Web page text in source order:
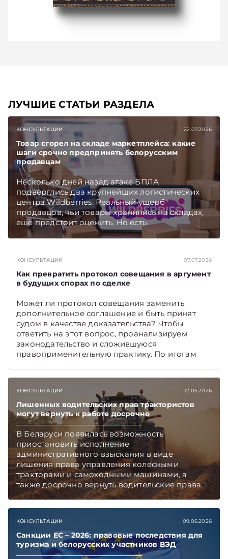
ЛУЧШИЕ СТАТЬИ РАЗДЕЛА
КОНСУЛЬТАЦИИ 22.07.2026
Товар сгорел на складе маркетплейса: какие
шаги срочно предпринять белорусским
продавцам
Несколько дней назад атаке БПЛА
подверглись два крупнейших логистических
центра Wildberries. Реальный ущерб
продавцов, чьи товары хранились на складах,
еще предстоит оценить. Но есть
первоочередные шаги, которые белорусские
компании «Экономические споры» Наталия
ТАБАЛА. Подписывайтесь на Telegram‑канал и
Viber. Главное об экономике Беларуси —
КОНСУЛЬТАЦИИ 07.07.2026
Как превратить протокол совещания в аргумент
в будущих спорах по сделке
Может ли протокол совещания заменить
дополнительное соглашение и быть принят
судом в качестве доказательства? Чтобы
ответить на этот вопрос, проанализируем
законодательство и сложившуюся
правоприменительную практику. По итогам
Главное об экономике Беларуси — раньше,
чем в новостях TelegramViber
КОНСУЛЬТАЦИИ 12.05.2026
Лишенных водительских прав трактористов
могут вернуть к работе досрочно
В Беларуси появилась возможность
приостановить исполнение
административного взыскания в виде
лишения права управления колесными
тракторами и самоходными машинами, а
также досрочно вернуть водительские права.
Механизм предусмотрен в обновленном
чтобы не пропускать новые статьи
TelegramViber
КОНСУЛЬТАЦИИ 09.06.2026
Санкции ЕС – 2026: правовые последствия для
туризма и белорусских участников ВЭД